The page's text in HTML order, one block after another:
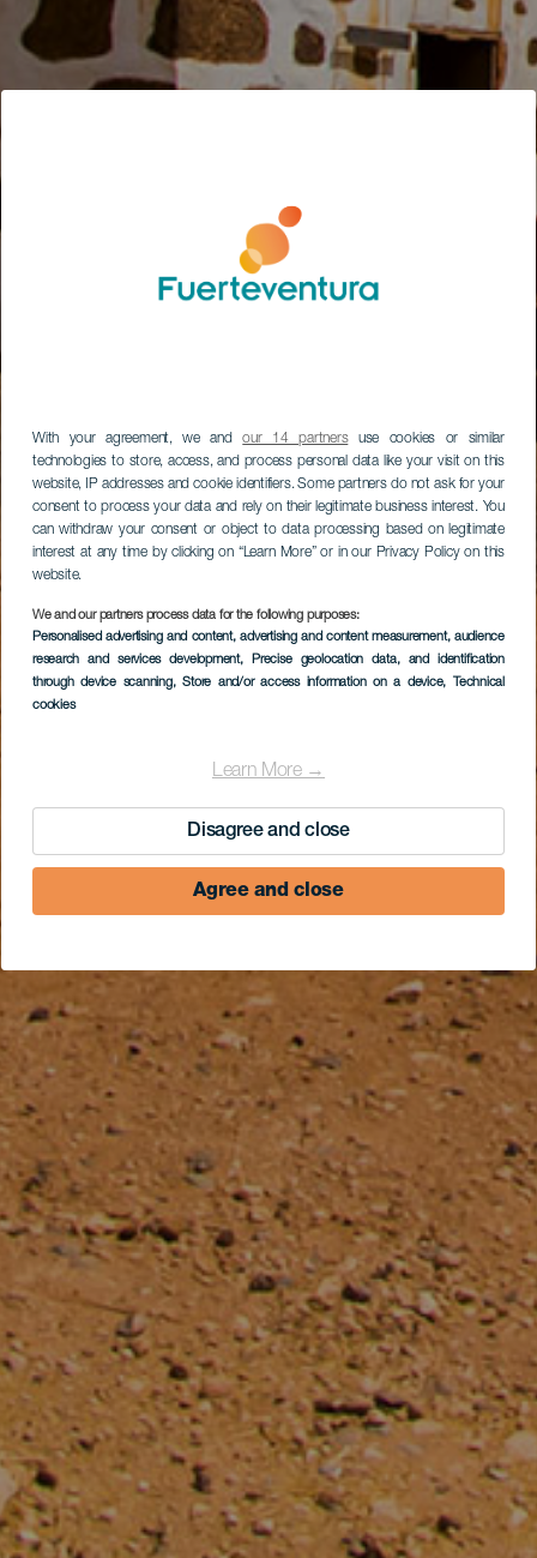
With your agreement, we andour 14 partnersuse cookies or similar
technologies to store, access, and process personal data like your visit on this
website, IP addresses and cookie identifiers. Some partners do not ask for your
consent to process your data and rely on their legitimate business interest. You
can withdraw your consent or object to data processing based on legitimate
interest at any time by clicking on “Learn More” or in our Privacy Policy on this
website.
We and our partners process data for the following purposes:
Personalised advertising and content, advertising and content measurement, audience
research and services development, Precise geolocation data, and identification
through device scanning, Store and/or access information on a device, Technical
cookies
Learn More →
Disagree and close
Agree and close